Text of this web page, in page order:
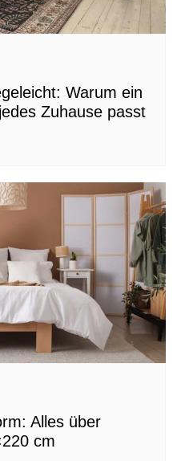
Warum ein
Zuhause passt
Alles über
cm